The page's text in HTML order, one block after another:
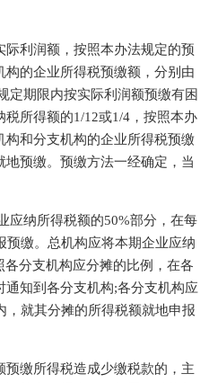
利润额，按照本办法规定的预
的企业所得税预缴额，分别由
定期限内按实际利润额预缴有困
所得额的1/12或1/4，按照本办
和分支机构的企业所得税预缴
预缴。预缴方法一经确定，当
纳所得税额的50%部分，在每
预缴。总机构应将本期企业应纳
分支机构应分摊的比例，在各
知到各分支机构;各分支机构应
，就其分摊的所得税额就地申报
缴所得税造成少缴税款的，主